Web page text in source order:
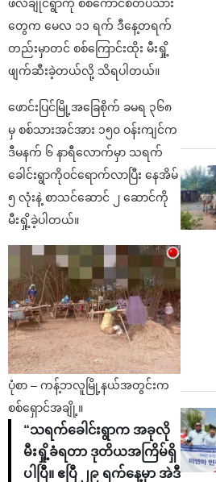
ဖလံချိုင်ရွာကို စစ်ကောင်စီတပ်သား
တွေက မေလ ၁၁ ရက် ဒီနေ့တရက်
တည်းမှာတင် စစ်ကြောင်းထိုး မီးရှို့
ဖျက်ဆီးခဲ့တယ်လို့ သိရပါတယ်။
ဖောင်းပြင်မြို့အခြေစိုက် ခမရ ၃၆၈
မှ စစ်သားအင်အား ၁၅၀ ဝန်းကျင်က
ဒီမနက် ၆ နာရီလောက်မှာ သရက်
ခေါင်းရွာကိုဝင်ရောက်လာပြီး နေအိမ်
၅ လုံးနဲ့ စာသင်ဆောင် ၂ ဆောင်ကို
မီးရှို့ခဲ့ပါတယ်။
ပုံစာ – ကန့်ဘလူမြို့နယ်အတွင်းက
စစ်ရှောင်အချို့။
“သရက်ခေါင်းရွာက အခုလို
မီးရှို့ခံရတာ ဒုတိယအကြိမ်ရှိ
ပါပြီ။ ဧပြီ ၂၉ ရက်နေ့မှာ အဲဒီ